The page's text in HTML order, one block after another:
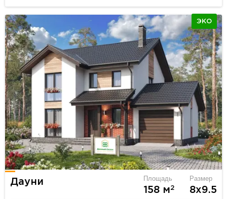
ЭКО
Дауни Площадь
158 м2
Размер
8х9.5